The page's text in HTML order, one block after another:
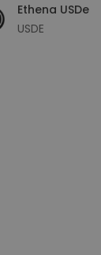
Ethena USDe
USDE